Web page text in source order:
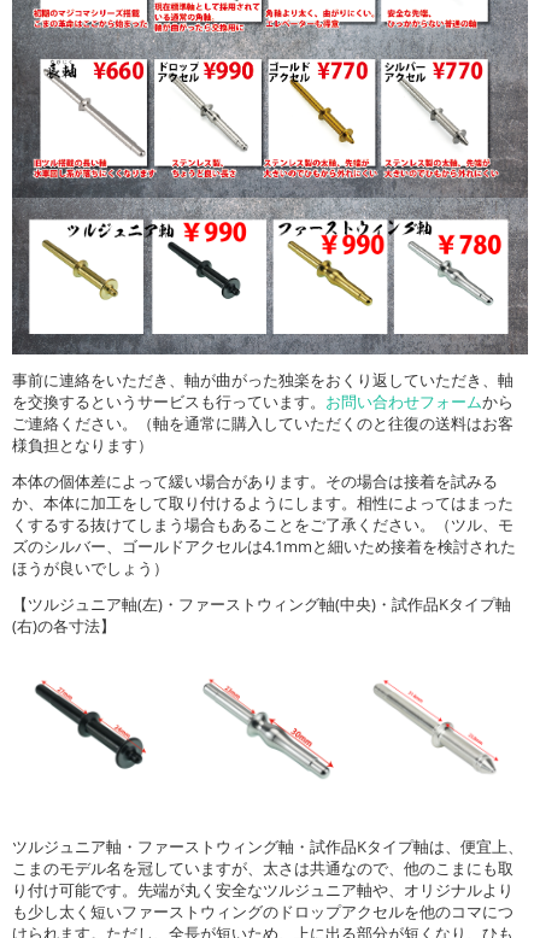
事前に連絡をいただき、軸が曲がった独楽をおくり返していただき、軸
を交換するというサービスも行っています。 お問い合わせフォームから
ご連絡ください。（軸を通常に購入していただくのと往復の送料はお客
様負担となります）
本体の個体差によって緩い場合があります。その場合は接着を試みる
か、本体に加工をして取り付けるようにします。相性によってはまった
くするする抜けてしまう場合もあることをご了承ください。（ツル、モ
ズのシルバー、ゴールドアクセルは4.1mmと細いため接着を検討された
ほうが良いでしょう）
【ツルジュニア軸(左)・ファーストウィング軸(中央)・試作品Kタイプ軸
(右)の各寸法】
ツルジュニア軸・ファーストウィング軸・試作品Kタイプ軸は、便宜上、
こまのモデル名を冠していますが、太さは共通なので、他のこまにも取
り付け可能です。先端が丸く安全なツルジュニア軸や、オリジナルより
も少し太く短いファーストウィングのドロップアクセルを他のコマにつ
けられます。ただし、全長が短いため、上に出る部分が短くなり、ひも